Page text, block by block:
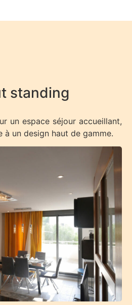
standing
un espace séjour accueillant,
un design haut de gamme.